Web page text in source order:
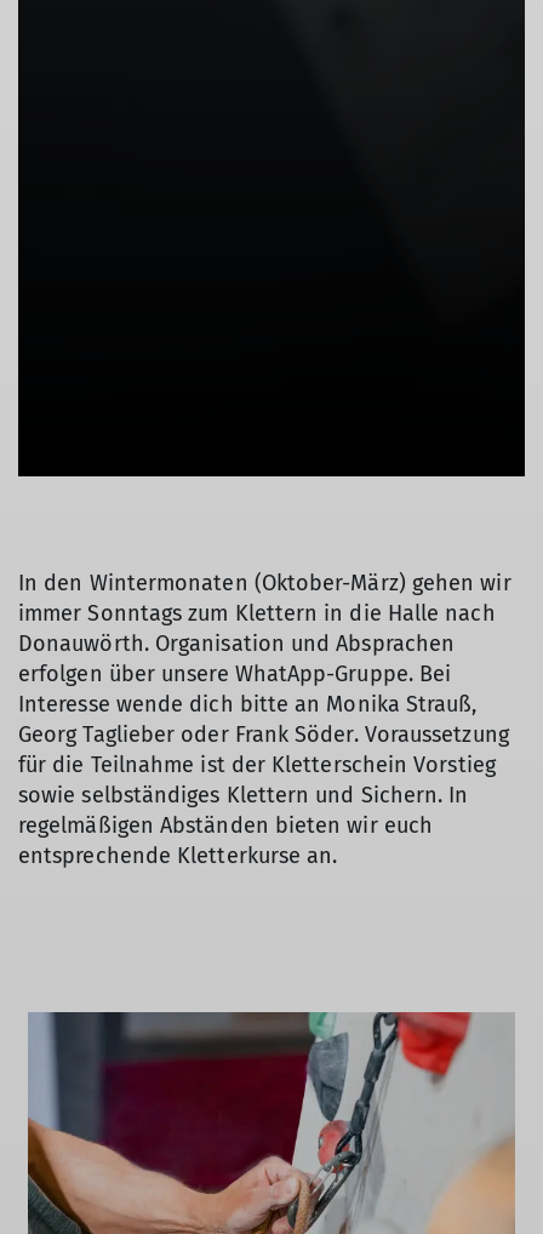
In den Wintermonaten (Oktober-März) gehen wir
immer Sonntags zum Klettern in die Halle nach
Donauwörth. Organisation und Absprachen
erfolgen über unsere WhatApp-Gruppe. Bei
Interesse wende dich bitte an Monika Strauß,
Georg Taglieber oder Frank Söder. Voraussetzung
für die Teilnahme ist der Kletterschein Vorstieg
sowie selbständiges Klettern und Sichern. In
regelmäßigen Abständen bieten wir euch
entsprechende Kletterkurse an.